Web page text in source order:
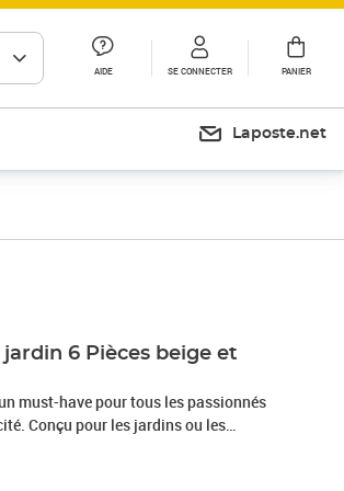
AIDE SE CONNECTER PANIER
Laposte.net
6 Pièces beige et
must-have pour tous les passionnés
Conçu pour les jardins ou les
offrant à la fois confort et